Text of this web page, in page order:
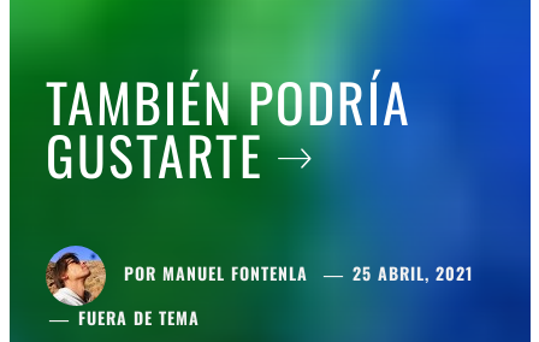
TAMBIÉN PODRÍA
GUSTARTE
POR MANUEL FONTENLA
25 ABRIL, 2021
FUERA DE TEMA